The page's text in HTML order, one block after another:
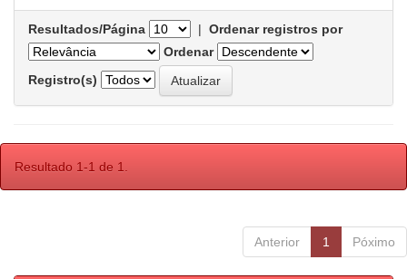
Resultados/Página | Ordenar registros por
Ordenar
Registro(s)
Resultado 1-1 de 1.
Anterior 1 Póximo